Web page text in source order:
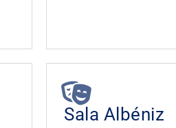
Sala Albéniz